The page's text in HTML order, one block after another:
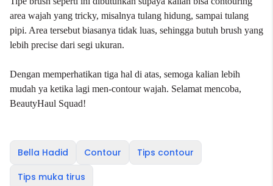
area wajah yang tricky, misalnya tulang hidung, sampai tulang
pipi. Area tersebut biasanya tidak luas, sehingga butuh brush yang
lebih precise dari segi ukuran.
Dengan memperhatikan tiga hal di atas, semoga kalian lebih
mudah ya ketika lagi men-contour wajah. Selamat mencoba,
BeautyHaul Squad!
Bella Hadid Contour
Tips contour
Tips muka tirus